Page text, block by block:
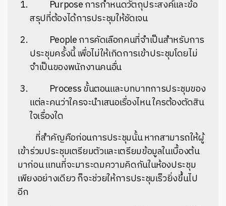
Purpose การกำหนดวัตถุประสงค์และข้อ
สรุปที่ต้องได้การประชุมให้ชัดเจน
People การคัดเลือกคนที่จำเป็นสำหรับการ
ประชุมครั้งนี้ เพื่อไม่ให้เกิดการเข้าประชุมโดยไม่
จำเป็นของพนักงานคนอื่น
Process ขั้นตอนและบทบาทการประชุมของ
แต่ละคนว่าใครจะนำเสนอเรื่องไหน ใครต้องตัดสิน
ใจเรื่องใด
ที่สำคัญคือก่อนการประชุมนั้น หากสามารถให้ผู้
เข้าร่วมประชุมเตรียมตัวและเตรียมข้อมูลในเบื้องต้น
มาก่อน แทนที่จะมาระดมความคิดกันในห้องประชุม
เพียงอย่างเดียว ก็จะช่วยให้การประชุมเร็วยิ่งขึ้นไป
อีก
SHARE